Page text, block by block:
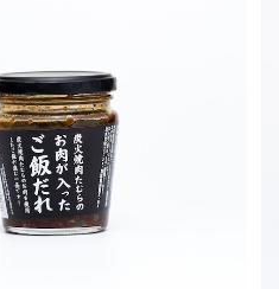
¥454
30%OFF